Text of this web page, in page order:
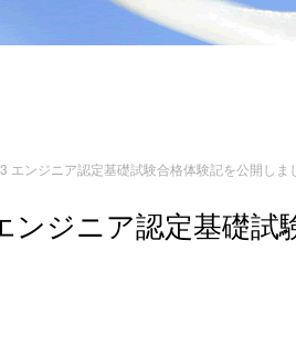
エンジニア認定基礎試験合格体験記を公開しま
ンジニア認定基礎試